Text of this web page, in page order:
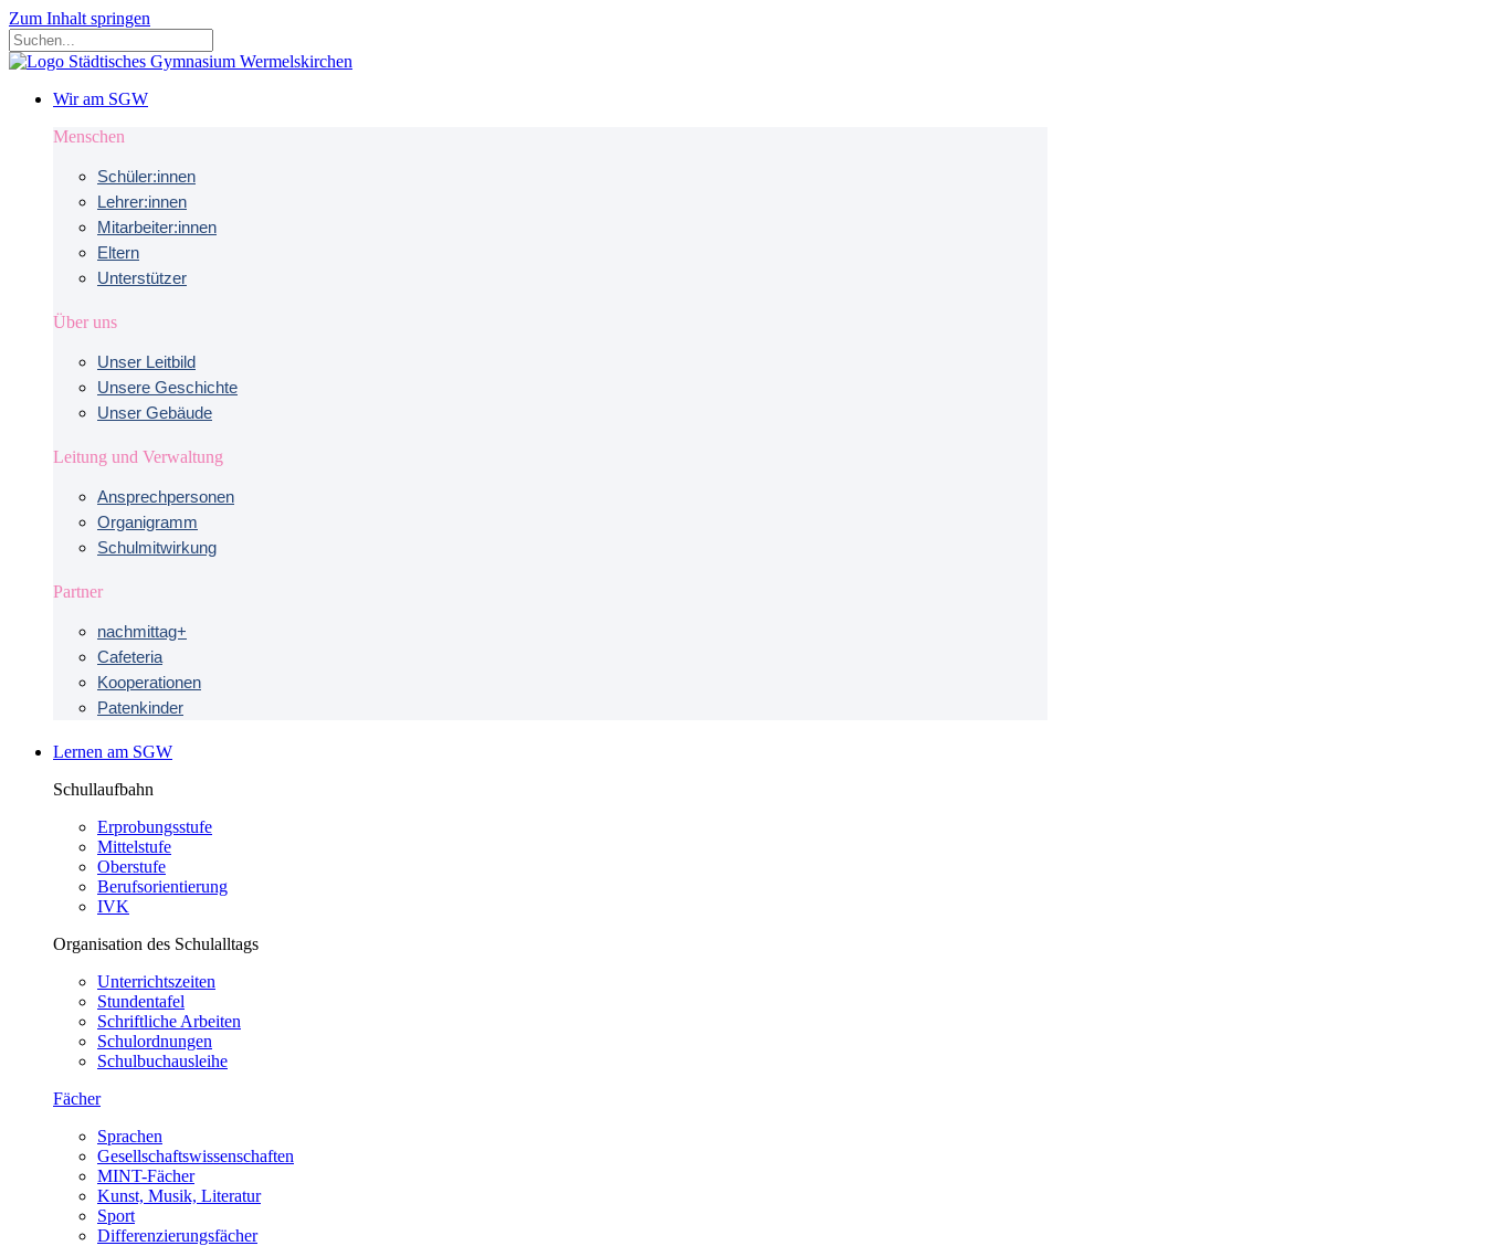
Zum Inhalt springen
Wir am SGW
Menschen
Schüler:innen
Lehrer:innen
Mitarbeiter:innen
Eltern
Unterstützer
Über uns
Unser Leitbild
Unsere Geschichte
Unser Gebäude
Leitung und Verwaltung
Ansprechpersonen
Organigramm
Schulmitwirkung
Partner
nachmittag+
Cafeteria
Kooperationen
Patenkinder
Lernen am SGW
Schullaufbahn
Erprobungsstufe
Mittelstufe
Oberstufe
Berufsorientierung
IVK
Organisation des Schulalltags
Unterrichtszeiten
Stundentafel
Schriftliche Arbeiten
Schulordnungen
Schulbuchausleihe
Fächer
Sprachen
Gesellschaftswissenschaften
MINT-Fächer
Kunst, Musik, Literatur
Sport
Differenzierungsfächer